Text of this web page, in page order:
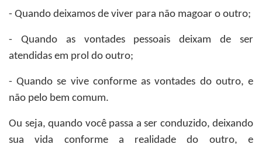
- Quando deixamos de viver para não magoar o outro;
- Quando as vontades pessoais deixam de ser
atendidas em prol do outro;
- Quando se vive conforme as vontades do outro, e
não pelo bem comum.
Ou seja, quando você passa a ser conduzido, deixando
sua vida conforme a realidade do outro, e